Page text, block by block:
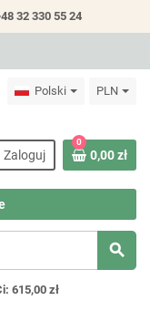
32 330 55 24
Polski PLN
search
Zaloguj
0
0,00 zł
615,00 zł